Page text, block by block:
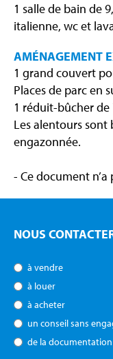
1 salle de bain de
italienne, wc et
AMÉNAGEMENT
1 grand couvert
Places de parc en
1 réduit-bûcher de
Les alentours sont
engazonnée.
- Ce document
NOUS
à vendre
à louer
à acheter
un conseil sans
de la documentation